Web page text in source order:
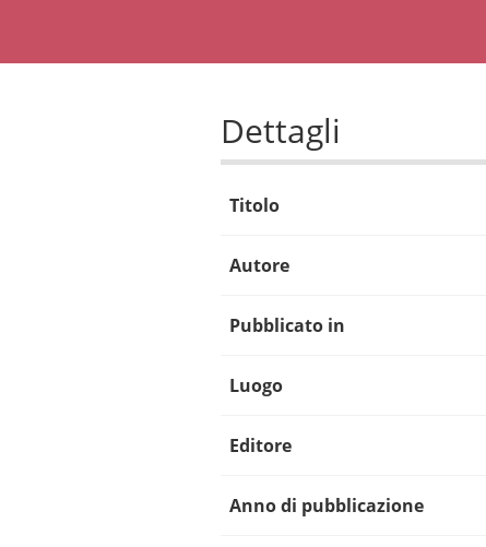
Dettagli
Titolo
Autore
Pubblicato in
Luogo
Editore
Anno di pubblicazione